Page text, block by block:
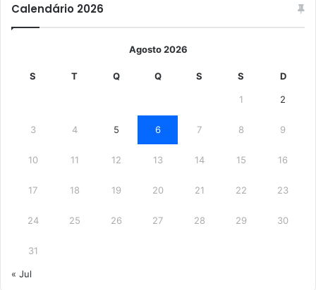
Calendário 2026
Agosto 2026
S T Q Q S S D
1 2
3 4 5 6 7 8 9
10 11 12 13 14 15 16
17 18 19 20 21 22 23
24 25 26 27 28 29 30
31
« Jul